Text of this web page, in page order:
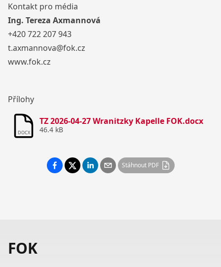
Kontakt pro média
Ing. Tereza Axmannová
+420 722 207 943
t.axmannova@fok.cz
www.fok.cz
Přílohy
DOCX
TZ 2026-04-27 Wranitzky Kapelle FOK.docx
46.4 kB
Stáhnout PDF
FOK